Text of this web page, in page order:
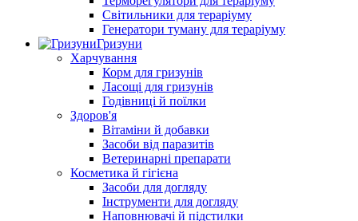
Світильники для тераріуму
Генератори туману для тераріуму
Гризуни
Харчування
Корм для гризунів
Ласощі для гризунів
Годівниці й поїлки
Здоров'я
Вітаміни й добавки
Засоби від паразитів
Ветеринарні препарати
Косметика й гігієна
Засоби для догляду
Інструменти для догляду
Наповнювачі й підстилки